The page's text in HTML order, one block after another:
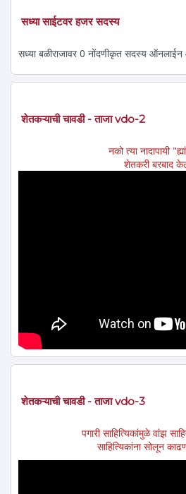
सध्या साईटवर हजर सदस्य
सध्या बळीराजावर 0 नोंदणीकृत सदस्य
शेतकऱ्याची चावडी - ताजा vdo-2
नको त्या नादापायी
शेतकरी बरबाद
शेतकऱ्याची चावडी - ताजा vdo-3
पगारी साहित्यिकांमुळे वांझ
साहित्यिकांना सोलून